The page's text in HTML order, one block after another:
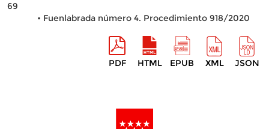
69
• Fuenlabrada número 4. Procedimiento 918/2020
PDF HTML EPUB XML JSON